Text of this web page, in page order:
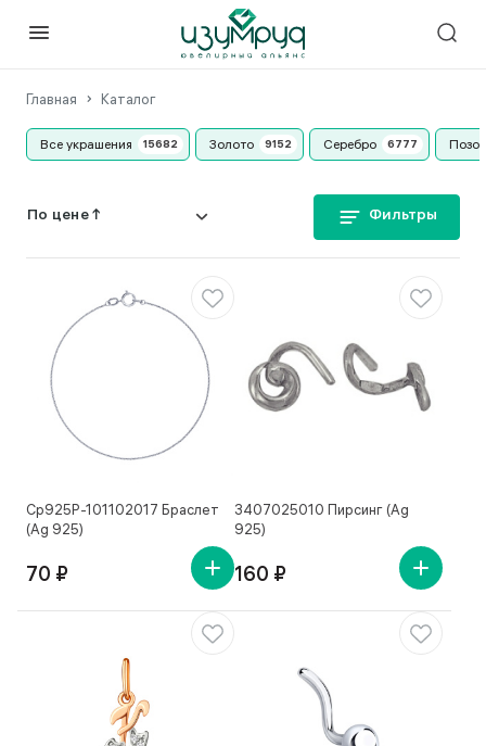
Главная Каталог
Все украшения Золото Серебро
Фильтры
Ср925Р-101102017 Браслет
(Ag 925)
70 ₽
3407025010 Пирсинг (Ag
925)
160 ₽